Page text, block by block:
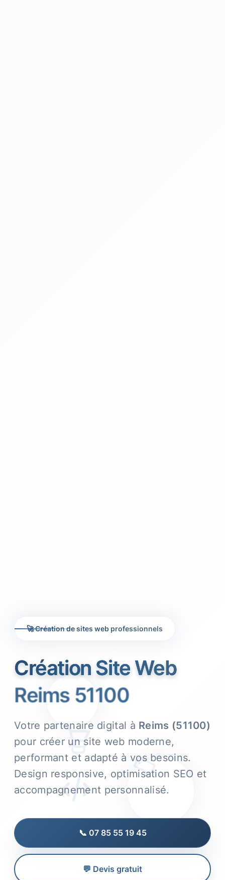
🚀 Création de sites web professionnels
Création Site Web
Reims 51100
Votre partenaire digital à Reims (51100)
pour créer un site web moderne,
performant et adapté à vos besoins.
Design responsive, optimisation SEO et
accompagnement personnalisé.
📞 07 85 55 19 45
💬 Devis gratuit